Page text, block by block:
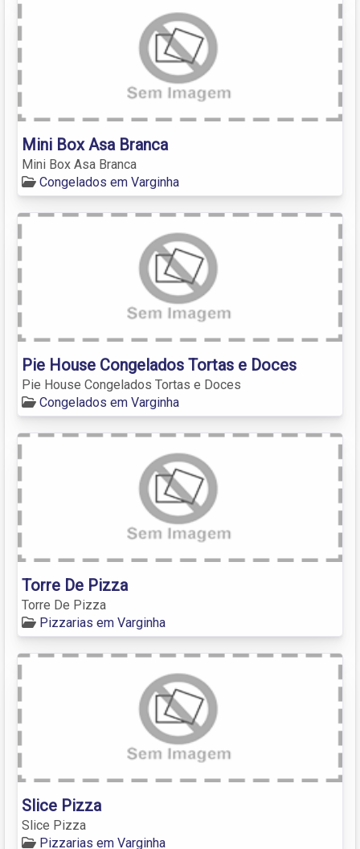
Mini Box Asa Branca
Mini Box Asa Branca
Congelados em Varginha
Pie House Congelados Tortas e Doces
Pie House Congelados Tortas e Doces
Congelados em Varginha
Torre De Pizza
Torre De Pizza
Pizzarias em Varginha
Slice Pizza
Slice Pizza
Pizzarias em Varginha